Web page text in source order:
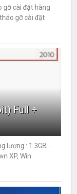
gỡ cài đặt hàng
gỡ cài đặt
Full +
lượng : 1.3GB -
XP, Win